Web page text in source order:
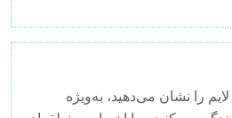
را نشان می‌دهید، به‌ویژه